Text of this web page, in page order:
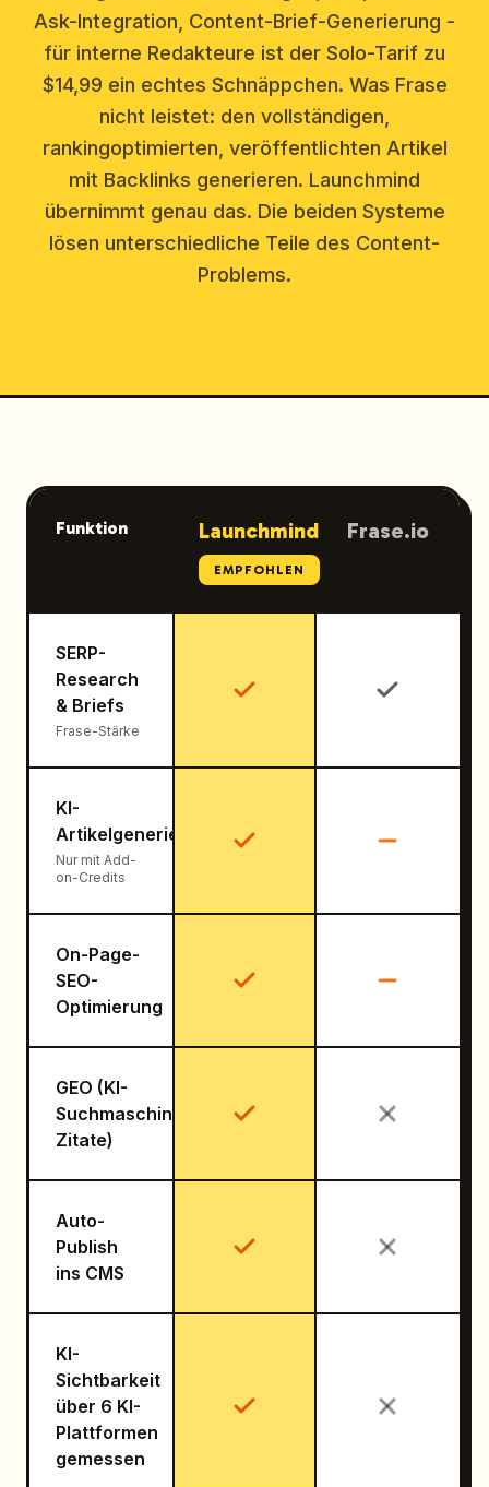
Ask-Integration, Content-Brief-Generierung -
für interne Redakteure ist der Solo-Tarif zu
$14,99 ein echtes Schnäppchen. Was Frase
nicht leistet: den vollständigen,
rankingoptimierten, veröffentlichten Artikel
mit Backlinks generieren. Launchmind
übernimmt genau das. Die beiden Systeme
lösen unterschiedliche Teile des Content-
Problems.
Funktion Launchmind
EMPFOHLEN
Frase.io
SERP-
Research
& Briefs
Frase-Stärke
KI-
Artikelgenerierung
Nur mit Add-
on-Credits
On-Page-
SEO-
Optimierung
GEO (KI-
Suchmaschinen-
Zitate)
Auto-
Publish
ins CMS
KI-
Sichtbarkeit
über 6 KI-
Plattformen
gemessen